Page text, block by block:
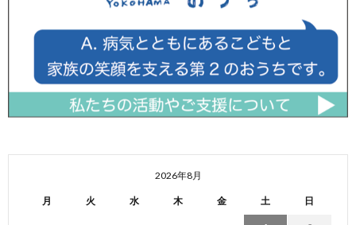
2026年8月
月 火 水 木 金 土 日